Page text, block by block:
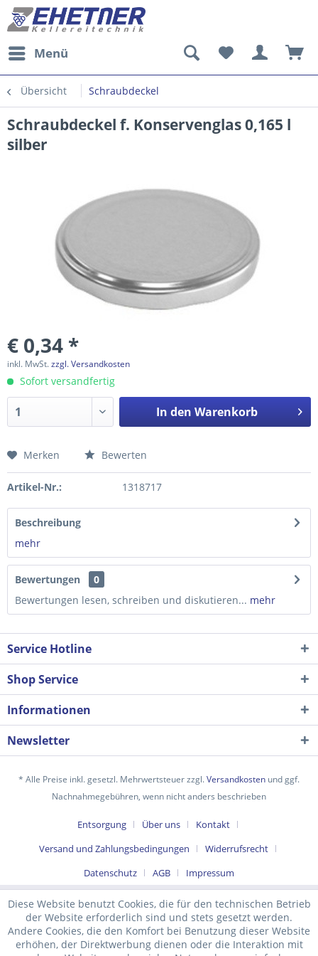
Menü
Übersicht Schraubdeckel
Schraubdeckel f. Konservenglas 0,165 l
silber
€ 0,34 *
inkl. MwSt.zzgl. Versandkosten
Sofort versandfertig
In den Warenkorb
Preis anfragen
Ich habe dieDatenschutzerklärunggelesen,
Mit * gekennzeichnete Felder sind Pflichtfelder.
Merken Bewerten
Artikel-Nr.: 1318717
Beschreibung
mehr
Bewertungen
0
Bewertungen lesen, schreiben und diskutieren... mehr
Service Hotline
Shop Service
Informationen
Newsletter
* Alle Preise inkl. gesetzl. Mehrwertsteuer zzgl.Versandkosten und ggf.
Nachnahmegebühren, wenn nicht anders beschrieben
Entsorgung Über uns
Kontakt
Versand und Zahlungsbedingungen
Widerrufsrecht
Datenschutz
AGB Impressum
Diese Website benutzt Cookies, die für den technischen Betrieb
der Website erforderlich sind und stets gesetzt werden.
Andere Cookies, die den Komfort bei Benutzung dieser Website
erhöhen, der Direktwerbung dienen oder die Interaktion mit